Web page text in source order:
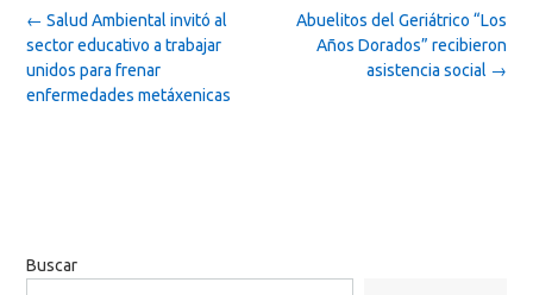
Post
navigation
Abuelitos del Geriátrico “Los
Años Dorados” recibieron
asistencia social →
← Salud Ambiental invitó al
sector educativo a trabajar
unidos para frenar
enfermedades metáxenicas
Buscar